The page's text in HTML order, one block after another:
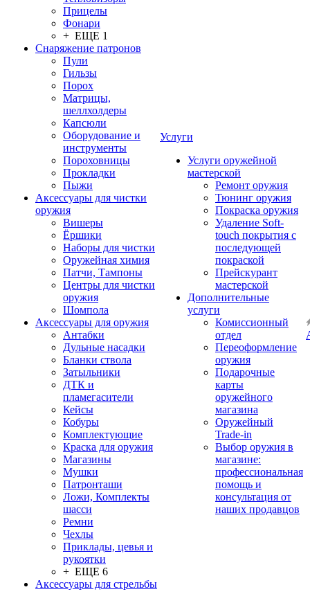
Прицелы
Фонари
+ ЕЩЕ 1
Снаряжение патронов
Пули
Гильзы
Порох
Матрицы,
шеллхолдеры
Капсюли
Оборудование и
инструменты
Пороховницы
Прокладки
Пыжи
Аксессуары для чистки
оружия
Вишеры
Ёршики
Наборы для чистки
Оружейная химия
Патчи, Тампоны
Центры для чистки
оружия
Шомпола
Аксессуары для оружия
Антабки
Дульные насадки
Бланки ствола
Затыльники
ДТК и
пламегасители
Кейсы
Кобуры
Комплектующие
Краска для оружия
Магазины
Мушки
Патронташи
Ложи, Комплекты
шасси
Ремни
Чехлы
Приклады, цевья и
рукоятки
+ ЕЩЕ 6
Аксессуары для стрельбы
Услуги
Услуги оружейной
мастерской
Ремонт оружия
Тюнинг оружия
Покраска оружия
Удаление Soft-
touch покрытия с
последующей
покраской
Прейскурант
мастерской
Дополнительные
услуги
Комиссионный
отдел
Переоформление
оружия
Подарочные
карты
оружейного
магазина
Оружейный
Trade-in
Выбор оружия в
магазине:
профессиональная
помощь и
консультация от
наших продавцов